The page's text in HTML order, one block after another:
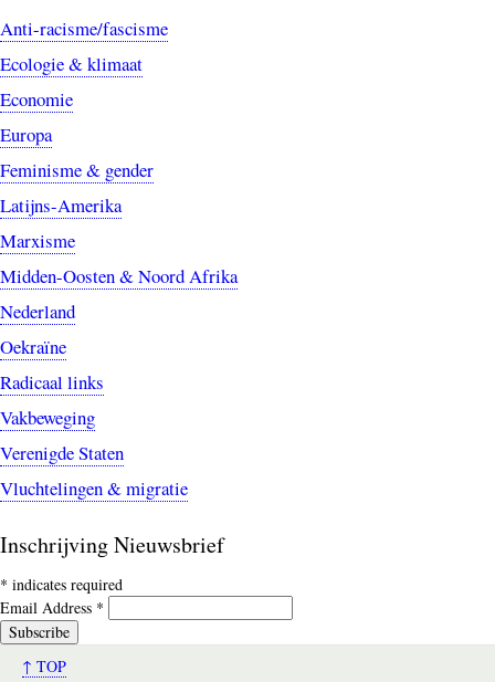
Anti-racisme/fascisme
Ecologie & klimaat
Economie
Europa
Feminisme & gender
Latijns-Amerika
Marxisme
Midden-Oosten & Noord Afrika
Nederland
Oekraïne
Radicaal links
Vakbeweging
Verenigde Staten
Vluchtelingen & migratie
Inschrijving Nieuwsbrief
* indicates required
Email Address *
↑ TOP